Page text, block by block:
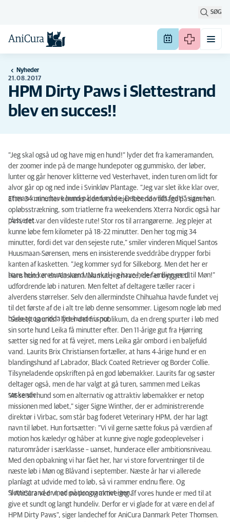
SØG
Nyheder
21.08.2017
HPM Dirty Paws i Slettestrand
blev en succes!!
”Jeg skal også ud og have mig en hund!” lyder det fra kameramanden,
der zoomer inde på de mange hundepoter og gummisko, der løber,
lunter og går henover klitterne ved Vesterhavet, inden turen om lidt for
alvor går op og ned inde i Svinkløv Plantage. ”Jeg var slet ikke klar over,
at man kunne have hund på den måde. Det er da vildt fedt!” siger han.
Efter 34 minutter kommer den første ejer løbende tilbage på samme
opløbsstrækning, som triatlerne fra weekendens Xterra Nordic også har
passeret.
”Årh, det var den vildeste rute! Stor ros til arrangørerne. Jeg plejer at
kunne løbe fem kilometer på 18-22 minutter. Den her tog mig 34
minutter, fordi det var den sejeste rute,” smiler vinderen Miquel Santos
Huusmaan-Sørensen, mens en insisterende sveddråbe drypper forbi
kanten af kasketten. ”Jeg kommer syd for Silkeborg. Men det her er
bare hele køreturen værd. Nu skal jeg have hele familien med til Møn!”
Hans hund er en Alaskan Malamute - en race, der er bygget til
udfordrende løb i naturen. Men feltet af deltagere tæller racer i
alverdens størrelser. Selv den allermindste Chihuahua havde fundet vej
til det første af de i alt tre løb denne sensommer. Ligesom nogle løb med
både to og endda fire hunde i snor.
”Seeeejt Laurits!” lyder det fra publikum, da en dreng spurter i løb med
sin sorte hund Leika få minutter efter. Den 11-årige gut fra Hjørring
sætter sig ned for at få vejret, mens Leika går ombord i en baljefuld
vand. Laurits Brix Christiansen fortæller, at hans 4-årige hund er en
blandingshund af Labrador, Black Coated Retriever og Border Collie.
Tilsyneladende opskriften på en god løbemakker. Laurits far og søster
deltager også, men de har valgt at gå turen, sammen med Leikas
søskende.
”At se sin hund som en alternativ og attraktiv løbemakker er netop
missionen med løbet,” siger Signe Winther, der er administrerende
direktør i Virbac, som står bag foderet Veterinary HPM, der har lagt
navn til løbet. Hun fortsætter: ”Vi vil gerne sætte fokus på værdien af
motion hos kæledyr og håber at kunne give nogle godeoplevelser i
naturområder i særklasse – uanset, hunderace eller ambitionsniveau.
Med den opbakning vi har fået her, har vi store forventninger til de
næste løb i Møn og Blåvand i september. Næste år har vi allerede
planlagt at udvide med to løb, så vi rammer endnu flere. Og
Slettestrand er med på programmet igen.”
"I AniCura ved vi, at motion og aktivering af vores hunde er med til at
give et sundt og langt hundeliv. Derfor er vi glade for at være en del af
HPM Dirty Paws", siger landechef for AniCura Danmark Peter Thomsen.